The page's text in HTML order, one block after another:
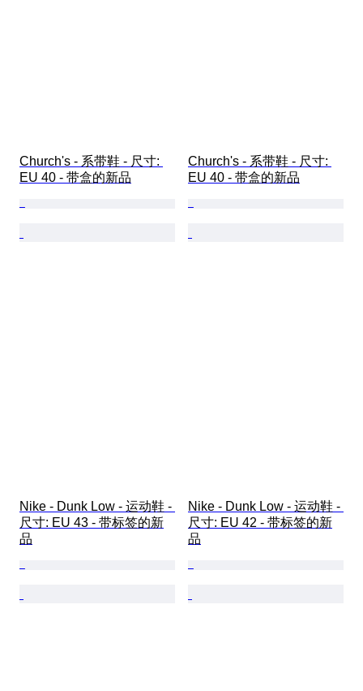
Church's - 系带鞋 - 尺寸:
EU 40 - 带盒的新品
Church's - 系带鞋 - 尺寸:
EU 40 - 带盒的新品
Nike - Dunk Low - 运动鞋 -
尺寸: EU 43 - 带标签的新
品
Nike - Dunk Low - 运动鞋 -
尺寸: EU 42 - 带标签的新
品